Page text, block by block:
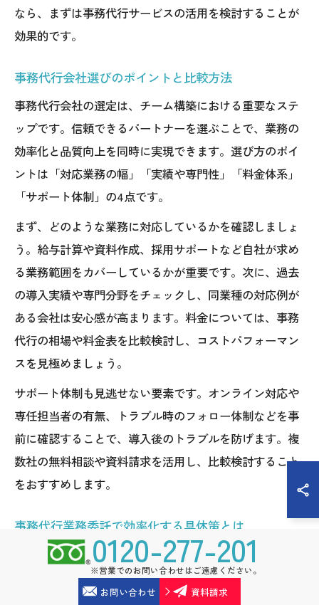
なら、まずは事務代行サービスの活用を検討することが
効果的です。
事務代行会社選びのポイントと比較方法
事務代行会社の選定は、チーム構築における重要なステ
ップです。信頼できるパートナーを選ぶことで、業務の
効率化と品質向上を同時に実現できます。選び方のポイ
ントは「対応業務の幅」「実績や専門性」「料金体系」
「サポート体制」の4点です。
まず、どのような業務に対応しているかを確認しましょ
う。給与計算や資料作成、採用サポートなど自社が求め
る業務範囲をカバーしているかが重要です。次に、過去
の導入実績や専門分野をチェックし、同業種の対応例が
ある会社は安心感が高まります。料金については、事務
代行の相場や料金表を比較検討し、コストパフォーマン
スを見極めましょう。
サポート体制も見逃せない要素です。オンライン対応や
専任担当者の有無、トラブル時のフォロー体制などを事
前に確認することで、導入後のトラブルを防げます。複
数社の無料相談や資料請求を活用し、比較検討すること
をおすすめします。
事務代行業務委託で効率化する具体策とは
事務代行業務委託による効率化は、明確な役割分担と業
務フローの整備がカギとなります。まず、委託する業務
内容を細分化し、マニュアルや手順書を作成すること
0120-277-201
※営業でのお問い合わせはご遠慮ください。
お問い合わせ 資料請求